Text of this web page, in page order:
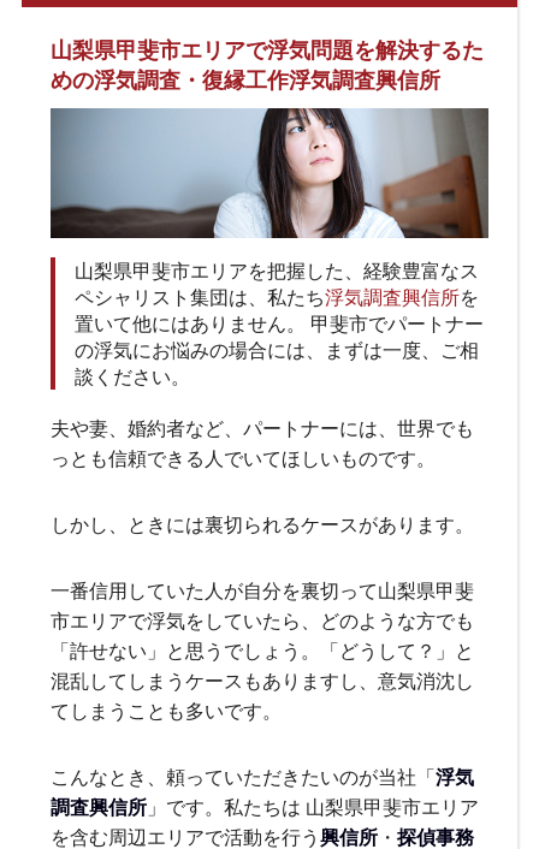
山梨県甲斐市エリアで浮気問題を解決するた
めの浮気調査・復縁工作浮気調査興信所
山梨県甲斐市エリアを把握した、経験豊富なス
ペシャリスト集団は、私たち浮気調査興信所を
置いて他にはありません。 甲斐市でパートナー
の浮気にお悩みの場合には、まずは一度、ご相
談ください。
夫や妻、婚約者など、パートナーには、世界でも
っとも信頼できる人でいてほしいものです。
しかし、ときには裏切られるケースがあります。
一番信用していた人が自分を裏切って山梨県甲斐
市エリアで浮気をしていたら、どのような方でも
「許せない」と思うでしょう。「どうして？」と
混乱してしまうケースもありますし、意気消沈し
てしまうことも多いです。
こんなとき、頼っていただきたいのが当社「浮気
調査興信所 」です。私たちは 山梨県甲斐市エリア
を含む周辺エリアで活動を行う 興信所 ・ 探偵事務